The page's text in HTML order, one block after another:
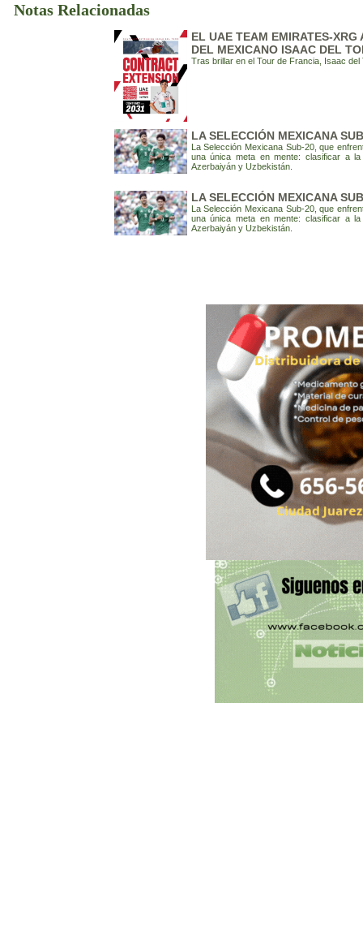
Notas Relacionadas
EL UAE TEAM EMIRATES-
DEL MEXICANO ISAAC DEL
Tras brillar en el Tour de Francia, Isaac
LA SELECCIÓN MEXICANA
La Selección Mexicana Sub-20, que
una única meta en mente: clasificar a
Azerbaiyán y Uzbekistán.
LA SELECCIÓN MEXICANA
La Selección Mexicana Sub-20, que
una única meta en mente: clasificar a
Azerbaiyán y Uzbekistán.